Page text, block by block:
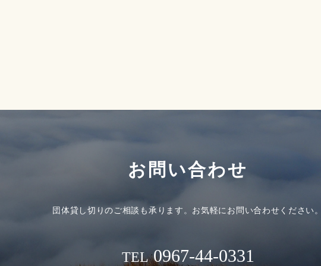
お問い合わせ
団体貸し切りのご相談も承ります。 お気軽にお問い合わせください
TEL 0967-44-0331